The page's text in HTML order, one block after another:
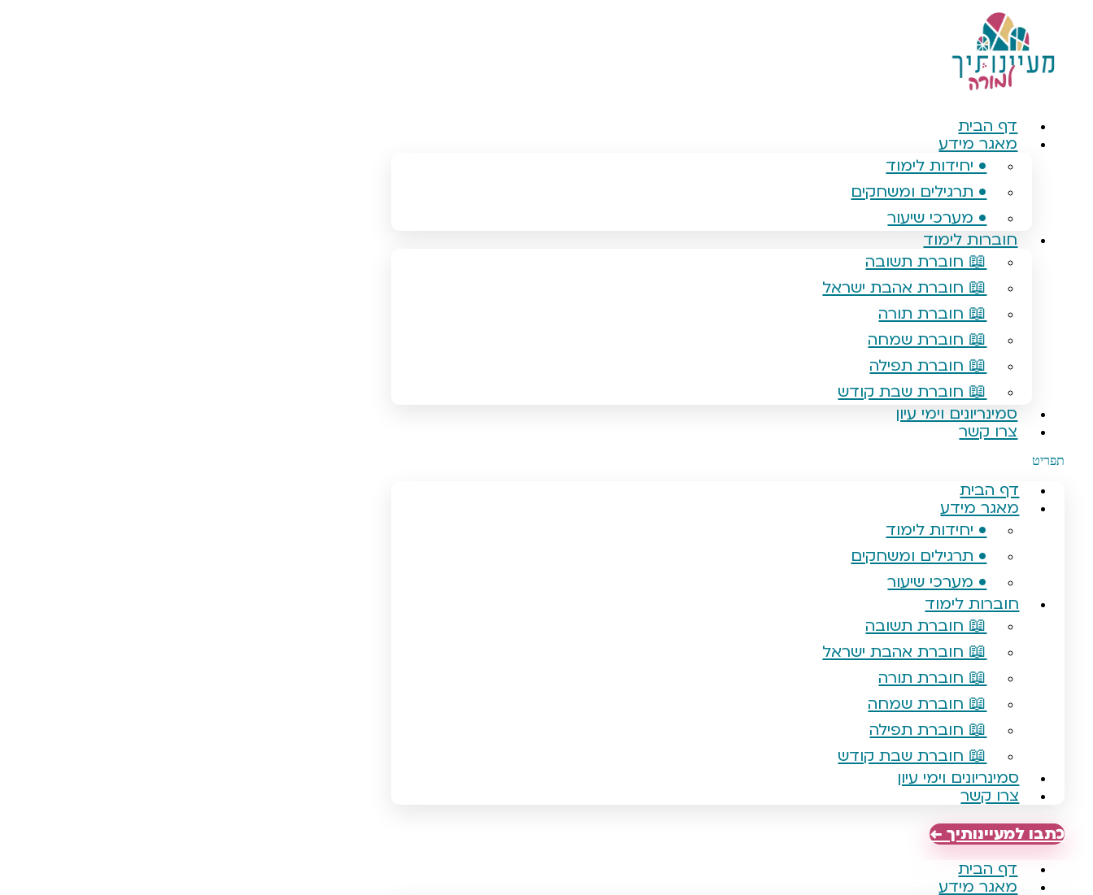
דף הבית
מאגר מידע
• יחידות לימוד
• תרגילים ומשחקים
• מערכי שיעור
חוברות לימוד
📖 חוברת תשובה
📖 חוברת אהבת ישראל
📖 חוברת תורה
📖 חוברת שמחה
📖 חוברת תפילה
📖 חוברת שבת קודש
סמינריונים וימי עיון
צרו קשר
תפריט
דף הבית
מאגר מידע
• יחידות לימוד
• תרגילים ומשחקים
• מערכי שיעור
חוברות לימוד
📖 חוברת תשובה
📖 חוברת אהבת ישראל
📖 חוברת תורה
📖 חוברת שמחה
📖 חוברת תפילה
📖 חוברת שבת קודש
סמינריונים וימי עיון
צרו קשר
כתבו למעיינותיך ←
דף הבית
מאגר מידע